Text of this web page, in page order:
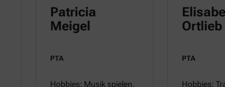
Patricia
Meigel
PTA
Hobbies: Musik spielen,
Ortlieb
PTA
Hobbies: